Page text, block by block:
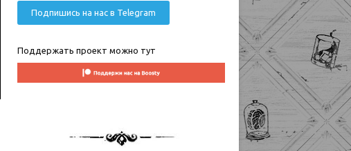
Подпишись на нас в Telegram
Поддержать проект можно тут